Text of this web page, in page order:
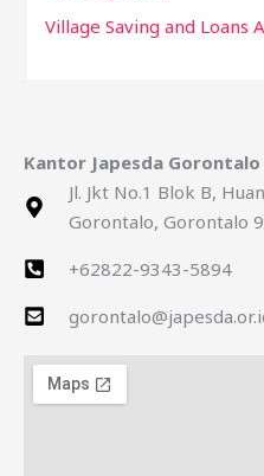
Village Saving and Loans
Kantor Japesda Gorontalo
Jl. Jkt No.1 Blok B,
Gorontalo, Gorontalo
+62822-9343-5894